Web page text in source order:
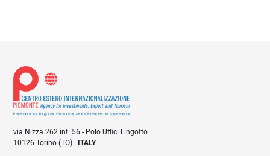
via Nizza 262 int. 56 - Polo Uffici Lingotto
10126 Torino (TO) |
ITALY